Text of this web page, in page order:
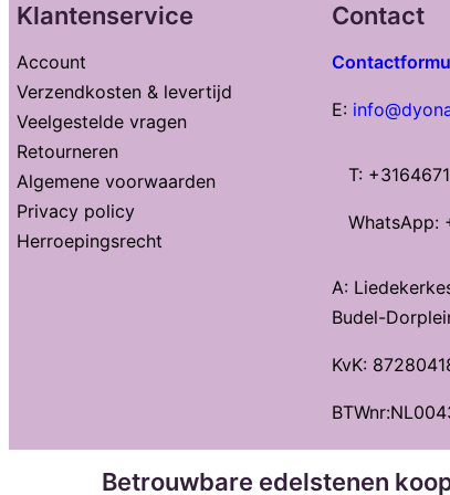
Klantenservice
Account
Verzendkosten & levertijd
Veelgestelde vragen
Retourneren
Algemene voorwaarden
Privacy policy
Herroepingsrecht
Contact
E:
T:
WhatsApp:
A:
Budel-
KvK:
Betrouwbare edelstenen